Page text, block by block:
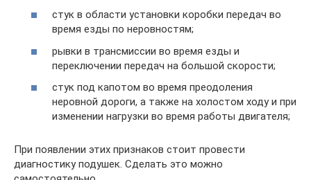
стук в области установки коробки передач во
время езды по неровностям;
рывки в трансмиссии во время езды и
переключении передач на большой скорости;
стук под капотом во время преодоления
неровной дороги, а также на холостом ходу и при
изменении нагрузки во время работы двигателя;
При появлении этих признаков стоит провести
диагностику подушек. Сделать это можно